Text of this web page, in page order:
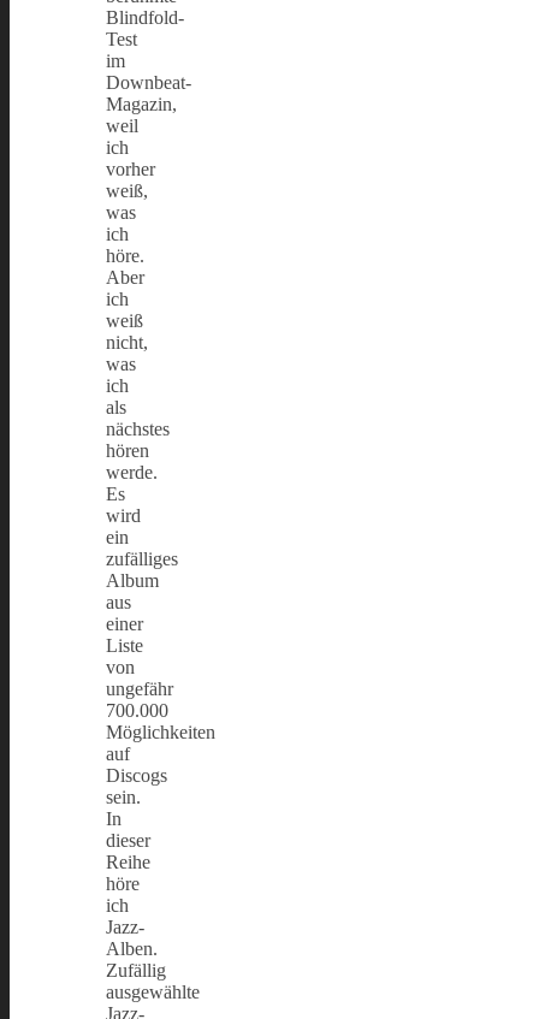
Blindfold-
Test
im
Downbeat-
Magazin,
weil
ich
vorher
weiß,
was
ich
höre.
Aber
ich
weiß
nicht,
was
ich
als
nächstes
hören
werde.
Es
wird
ein
zufälliges
Album
aus
einer
Liste
von
ungefähr
700.000
Möglichkeiten
auf
Discogs
sein.
In
dieser
Reihe
höre
ich
Jazz-
Alben.
Zufällig
ausgewählte
Jazz-